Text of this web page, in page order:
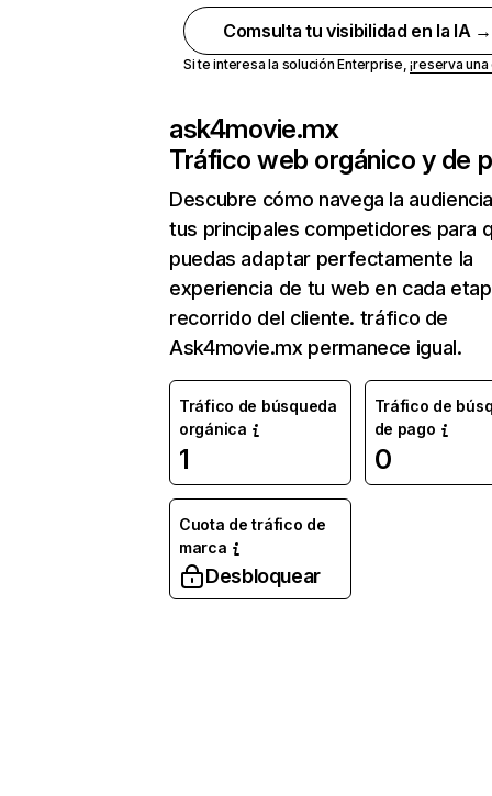
Comsulta tu visibilidad en la IA →
Si te interesa la solución Enterprise,¡reserva
ask4movie.mx
Tráfico web orgánico y de
Descubre cómo navega la
tus principales competidores para
puedas adaptar perfectamente la
experiencia de tu web en cada
recorrido del cliente. tráfico de
Ask4movie.mx permanece igual.
Tráfico de búsqueda
orgánica
1
Tráfico de
de pago
0
Cuota de tráfico de
marca
Desbloquear